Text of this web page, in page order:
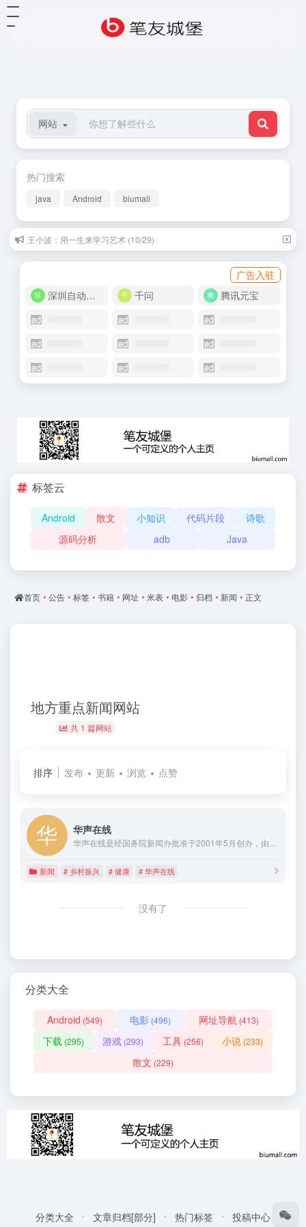
网站
热门搜索
java Android biumall
王小波：用一生来学习艺术 (10/29)
广告入驻
深圳自动化商城
千问 腾讯元宝
标签云
Android 散文 小知识 代码片段
诗歌
源码分析
adb Java
首页 • 公告 • 标签 • 书籍 • 网址 • 米表 • 电影 • 归档 • 新闻 • 正文
地方重点新闻网站
共 1 篇网站
排序 发布 更新 浏览 点赞
华声在线
新闻 # 乡村振兴 # 健康 # 华声在线
没有了
分类大全
Android (549) 电影 (496) 网址导航 (413)
下载 (295) 游戏 (293) 工具(256) 小说 (233)
散文 (229)
分类大全 文章归档[部分] 热门标签 投稿中心